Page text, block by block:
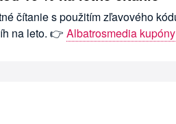
čítanie s použitím zľavového
na leto. 👉 Albatrosmedia kupóny